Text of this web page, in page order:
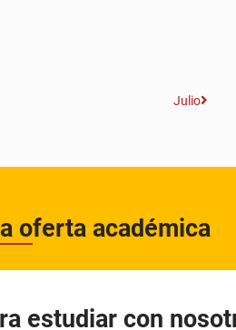
Julio
oferta académica
estudiar con